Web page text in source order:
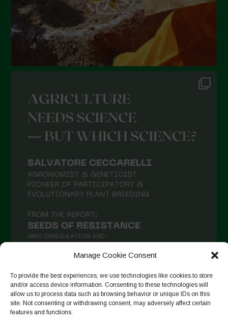
Manage Cookie Consent
To provide the best experiences, we use technologies like cookies to store
and/or access device information. Consenting to these technologies will
allow us to process data such as browsing behavior or unique IDs on this
site. Not consenting or withdrawing consent, may adversely affect certain
features and functions.
Auf Instagram folgen